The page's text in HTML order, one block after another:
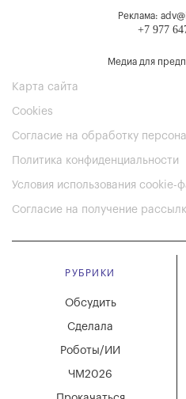
Реклама:
+7 977
Медиа для
Карта сайта
Cookies
Согласие на обработку
Политика конфиденциальности
Условия использования cookie-
Согласие на получение
РУБРИКИ
Обсудить
Сделала
Роботы/ИИ
ЧМ2026